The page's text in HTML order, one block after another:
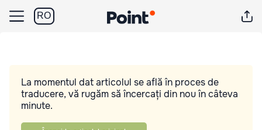
RO
La momentul dat articolul se află în proces de
traducere, vă rugăm să încercați din nou în câteva
minute.